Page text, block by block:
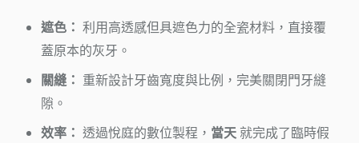
遮色： 利用高透感但具遮色力的全瓷材料，直接覆
蓋原本的灰牙。
關縫： 重新設計牙齒寬度與比例，完美關閉門牙縫
隙。
效率： 透過悅庭的數位製程， 當天就完成了臨時假